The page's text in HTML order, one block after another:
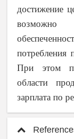
достижение
возможно
потребления
При этом
области
зарплата по